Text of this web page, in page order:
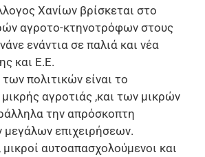
Χανίων βρίσκεται στο
αγροτο-κτηνοτρόφων στους
ενάντια σε παλιά και νέα
και Ε.Ε.
πολιτικών είναι το
αγροτιάς ,και των μικρών
την απρόσκοπτη
επιχειρήσεων.
αυτοαπασχολούμενοι και